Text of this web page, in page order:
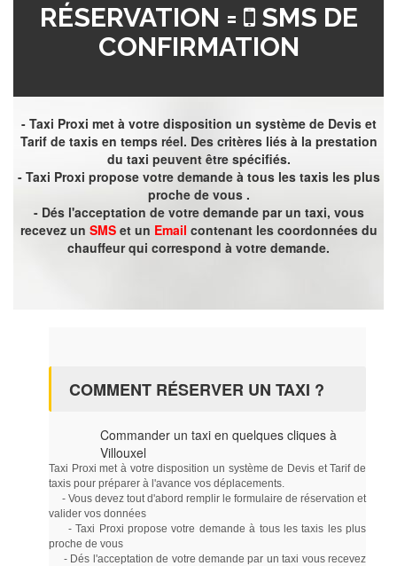
RÉSERVATION =
SMS DE
CONFIRMATION
- Taxi Proxi met à votre disposition un système de Devis et
Tarif de taxis en temps réel. Des critères liés à la prestation
du taxi peuvent être spécifiés.
- Taxi Proxi propose votre demande à tous les taxis les plus
proche de vous .
- Dés l'acceptation de votre demande par un taxi, vous
recevez un SMSet un Email contenant les coordonnées du
chauffeur qui correspond à votre demande.
COMMENT RÉSERVER UN TAXI ?
Commander un taxi en quelques cliques à
Villouxel
Taxi Proxi met à votre disposition un système de Devis et Tarif de
taxis pour préparer à l'avance vos déplacements.
- Vous devez tout d'abord remplir le formulaire de réservation et
valider vos données
- Taxi Proxi propose votre demande à tous les taxis les plus
proche de vous
- Dés l'acceptation de votre demande par un taxi vous recevez